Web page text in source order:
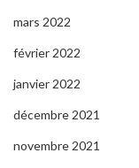
mars 2022
février 2022
janvier 2022
décembre 2021
novembre 2021